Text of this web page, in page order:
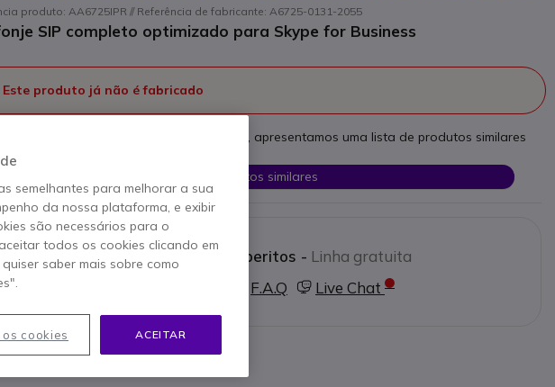
produto: AA6725IPR // Referência de fabricante: A6725-0131-2055
SIP completo optimizado para Skype for Business
Este produto já não é fabricado
melhor satisfazer as suas necessidades, apresentamos uma lista de produtos similares
Ver produtos similares
Contacte os nossos peritos - Linha gratuita
F.A.Q Live Chat
semelhantes para melhorar a sua
da nossa plataforma, e exibir
são necessários para o
todos os cookies clicando em
saber mais sobre como
ACEITAR
cookies